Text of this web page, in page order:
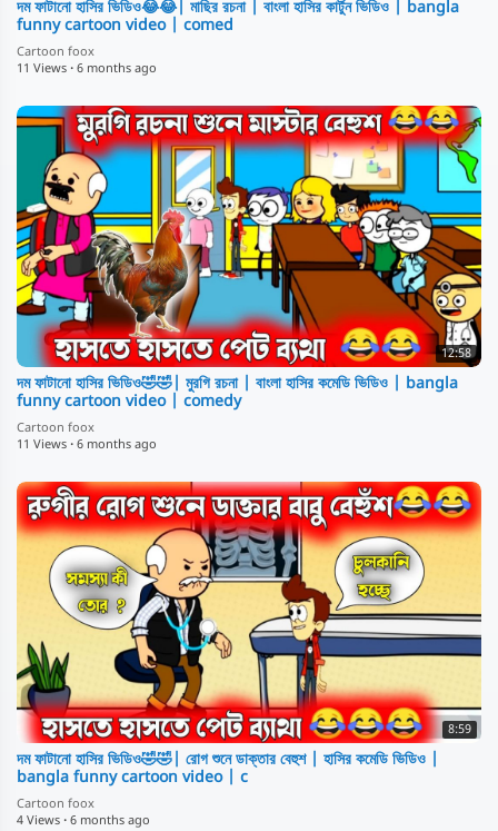
দম ফাটানো হাসির ভিডিও😂😂| মাছির রচনা | বাংলা হাসির কার্টুন ভিডিও | bangla
funny cartoon video | comed
Cartoon foox
11 Views · 6 months ago
12:58
দম ফাটানো হাসির ভিডিও🤣🤣| মুরগি রচনা | বাংলা হাসির কমেডি ভিডিও | bangla
funny cartoon video | comedy
Cartoon foox
11 Views · 6 months ago
8:59
দম ফাটানো হাসির ভিডিও🤣🤣| রোগ শুনে ডাক্তার বেহুশ | হাসির কমেডি ভিডিও |
bangla funny cartoon video | c
Cartoon foox
4 Views · 6 months ago